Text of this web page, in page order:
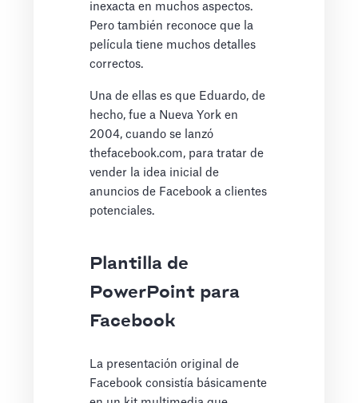
inexacta en muchos aspectos.
Pero también reconoce que la
película tiene muchos detalles
correctos.
Una de ellas es que Eduardo, de
hecho, fue a Nueva York en
2004, cuando se lanzó
thefacebook.com, para tratar de
vender la idea inicial de
anuncios de Facebook a clientes
potenciales.
Plantilla de
PowerPoint para
Facebook
La presentación original de
Facebook consistía básicamente